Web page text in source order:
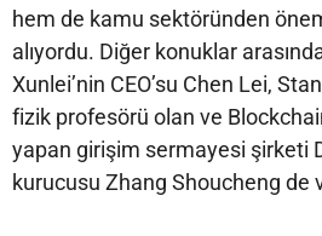
hem de kamu sektöründen
alıyordu. Diğer konuklar
Xunlei’nin CEO’su Chen Lei,
fizik profesörü olan ve
yapan girişim sermayesi şirketi
kurucusu Zhang Shoucheng de